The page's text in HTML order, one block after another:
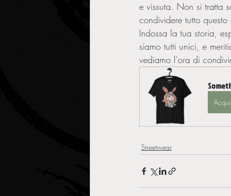
e vissuta. Non si tratta
condividere tutto questo
Indossa la tua storia,
siamo tutti unici, e
vediamo l'ora di
Streetwear